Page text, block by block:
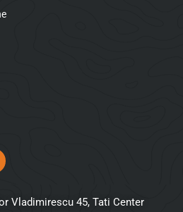
Vladimirescu 45, Tati Center